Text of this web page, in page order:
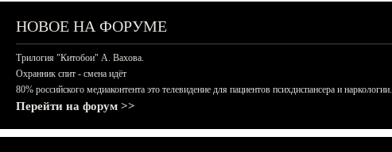
НОВОЕ НА ФОРУМЕ
Трилогия "Китобои" А. Вахова.
Охранник спит - смена идёт
80% российского медиаконтента это телевидение для пациентов психдиспансера и наркологии.
Перейти на форум >>